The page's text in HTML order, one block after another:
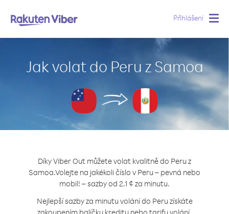
Přihlášení
Jak volat do Peru z Samoa
Díky Viber Out můžete volat kvalitně do Peru z
Samoa.Volejte na jakékoli číslo v Peru – pevná nebo
mobil! – sazby od 2.1 ¢ za minutu.
Nejlepší sazby za minutu volání do Peru získáte